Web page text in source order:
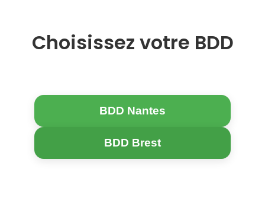
Choisissez votre BDD
BDD Nantes
BDD Brest